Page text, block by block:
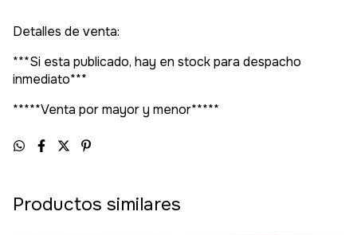
Detalles de venta:
***Si esta publicado, hay en stock para despacho
inmediato***
*****Venta por mayor y menor*****
Productos similares